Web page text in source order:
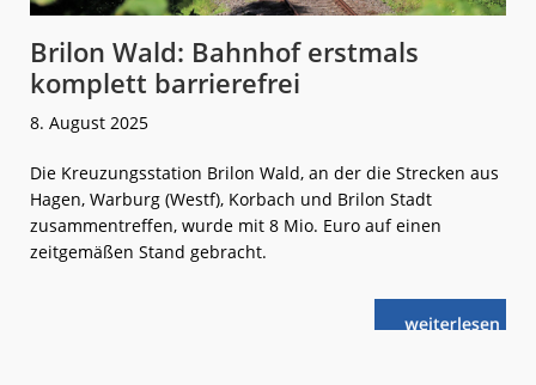
Brilon Wald: Bahnhof erstmals
komplett barrierefrei
8. August 2025
Die Kreuzungsstation Brilon Wald, an der die Strecken aus
Hagen, Warburg (Westf), Korbach und Brilon Stadt
zusammentreffen, wurde mit 8 Mio. Euro auf einen
zeitgemäßen Stand gebracht.
weiterlese
nBrilon